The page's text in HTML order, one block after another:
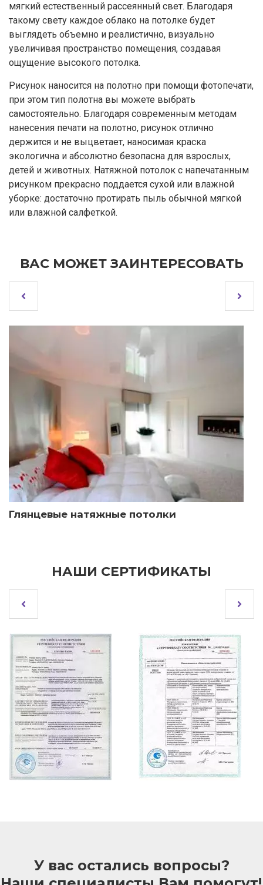
мягкий естественный рассеянный свет. Благодаря
такому свету каждое облако на потолке будет
выглядеть объемно и реалистично, визуально
увеличивая пространство помещения, создавая
ощущение высокого потолка.
Рисунок наносится на полотно при помощи фотопечати,
при этом тип полотна вы можете выбрать
самостоятельно. Благодаря современным методам
нанесения печати на полотно, рисунок отлично
держится и не выцветает, наносимая краска
экологична и абсолютно безопасна для взрослых,
детей и животных. Натяжной потолок с напечатанным
рисунком прекрасно поддается сухой или влажной
уборке: достаточно протирать пыль обычной мягкой
или влажной салфеткой.
ВАС МОЖЕТ ЗАИНТЕРЕСОВАТЬ
Глянцевые натяжные потолки
НАШИ СЕРТИФИКАТЫ
У вас остались вопросы?